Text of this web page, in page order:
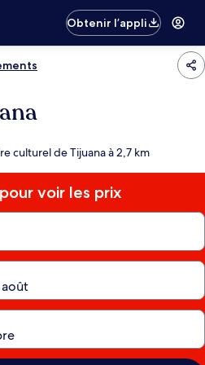
Obtenir l’appli
culturel de Tijuana à 2,7 km
voir les prix